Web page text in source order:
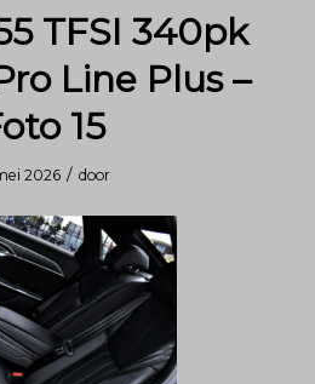
TFSI 340pk
Line Plus –
15
2026 / door